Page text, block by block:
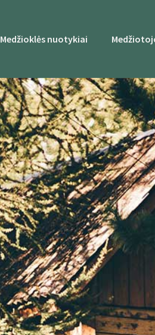
Medžioklės nuotykiai